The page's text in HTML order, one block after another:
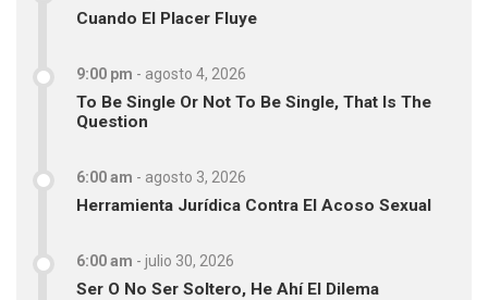
Cuando El Placer Fluye
9:00 pm - agosto 4, 2026
To Be Single Or Not To Be Single, That Is The
Question
6:00 am - agosto 3, 2026
Herramienta Jurídica Contra El Acoso Sexual
6:00 am - julio 30, 2026
Ser O No Ser Soltero, He Ahí El Dilema